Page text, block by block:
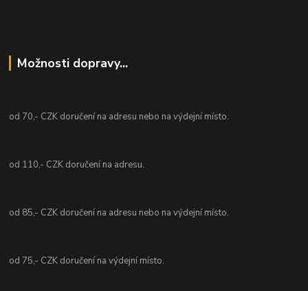
Možnosti dopravy...
od 70,- CZK doručení na adresu nebo na výdejní místo.
od 110,- CZK doručení na adresu.
od 85,- CZK doručení na adresu nebo na výdejní místo.
od 75,- CZK doručení na výdejní místo.